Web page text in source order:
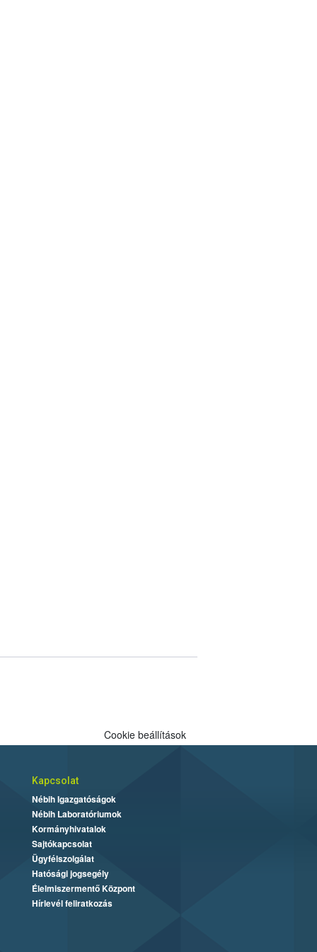
Cookie beállítások
Kapcsolat
Nébih Igazgatóságok
Nébih Laboratóriumok
Kormányhivatalok
Sajtókapcsolat
Ügyfélszolgálat
Hatósági jogsegély
Élelmiszermentő Központ
Hírlevél feliratkozás